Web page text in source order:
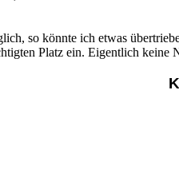
so könnte ich etwas
Platz ein. Eigentlich keine